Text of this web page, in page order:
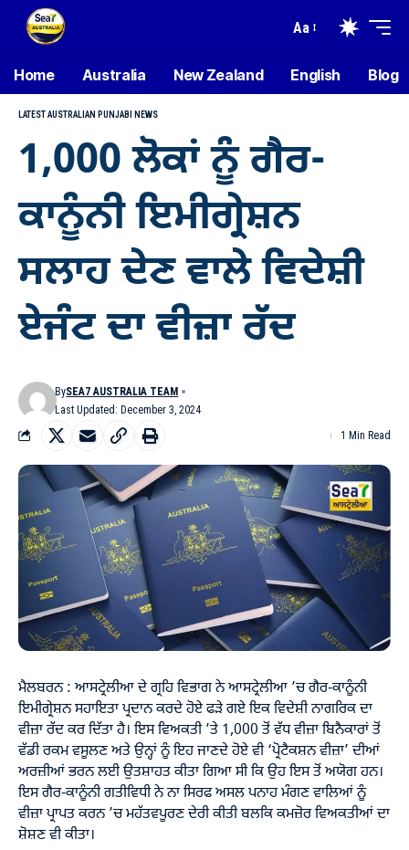
Aa
Home Australia New Zealand English Blog
LATEST AUSTRALIAN PUNJABI NEWS
1,000 ਲੋਕਾਂ ਨੂੰ ਗੈਰ-
ਕਾਨੂੰਨੀ ਇਮੀਗ੍ਰੇਸ਼ਨ
ਸਲਾਹ ਦੇਣ ਵਾਲੇ ਵਿਦੇਸ਼ੀ
ਏਜੰਟ ਦਾ ਵੀਜ਼ਾ ਰੱਦ
Last Updated: December 3, 2024
BySEA7 AUSTRALIA TEAM
1 Min Read
ਮੈਲਬਰਨ : ਆਸਟ੍ਰੇਲੀਆ ਦੇ ਗ੍ਰਹਿ ਵਿਭਾਗ ਨੇ ਆਸਟ੍ਰੇਲੀਆ ’ਚ ਗੈਰ-ਕਾਨੂੰਨੀ
ਇਮੀਗ੍ਰੇਸ਼ਨ ਸਹਾਇਤਾ ਪ੍ਰਦਾਨ ਕਰਦੇ ਹੋਏ ਫੜੇ ਗਏ ਇਕ ਵਿਦੇਸ਼ੀ ਨਾਗਰਿਕ ਦਾ
ਵੀਜ਼ਾ ਰੱਦ ਕਰ ਦਿੱਤਾ ਹੈ। ਇਸ ਵਿਅਕਤੀ ’ਤੇ 1,000 ਤੋਂ ਵੱਧ ਵੀਜ਼ਾ ਬਿਨੈਕਾਰਾਂ ਤੋਂ
ਵੱਡੀ ਰਕਮ ਵਸੂਲਣ ਅਤੇ ਉਨ੍ਹਾਂ ਨੂੰ ਇਹ ਜਾਣਦੇ ਹੋਏ ਵੀ ‘ਪ੍ਰੋਟੈਕਸ਼ਨ ਵੀਜ਼ਾ’ ਦੀਆਂ
ਅਰਜ਼ੀਆਂ ਭਰਨ ਲਈ ਉਤਸ਼ਾਹਤ ਕੀਤਾ ਗਿਆ ਸੀ ਕਿ ਉਹ ਇਸ ਤੋਂ ਅਯੋਗ ਹਨ।
ਇਸ ਗੈਰ-ਕਾਨੂੰਨੀ ਗਤੀਵਿਧੀ ਨੇ ਨਾ ਸਿਰਫ ਅਸਲ ਪਨਾਹ ਮੰਗਣ ਵਾਲਿਆਂ ਨੂੰ
ਵੀਜ਼ਾ ਪ੍ਰਾਪਤ ਕਰਨ ’ਚ ਮਹੱਤਵਪੂਰਣ ਦੇਰੀ ਕੀਤੀ ਬਲਕਿ ਕਮਜ਼ੋਰ ਵਿਅਕਤੀਆਂ ਦਾ
ਸ਼ੋਸ਼ਣ ਵੀ ਕੀਤਾ।